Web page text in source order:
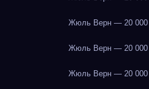
Жюль Верн — 20 000
Жюль Верн — 20 000
Жюль Верн — 20 000